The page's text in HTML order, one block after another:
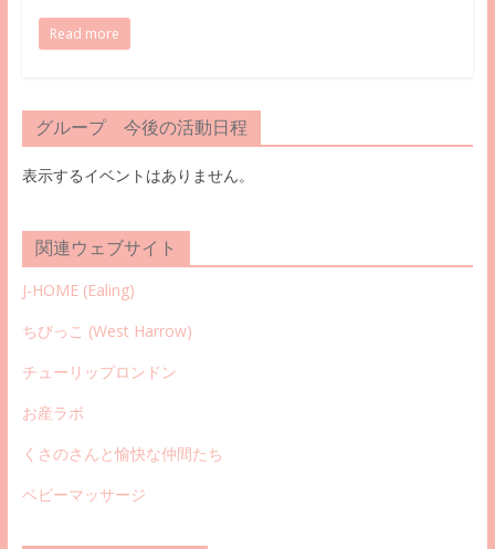
Read more
グループ 今後の活動日程
表示するイベントはありません。
関連ウェブサイト
J-HOME (Ealing)
ちびっこ (West Harrow)
チューリップロンドン
お産ラボ
くさのさんと愉快な仲間たち
ベビーマッサージ